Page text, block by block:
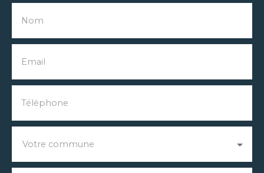
Nom
Email
Téléphone
Votre commune